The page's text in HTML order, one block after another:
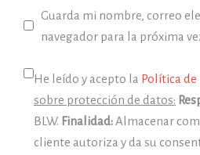
Guarda mi nombre, correo
navegador para la próxima
He leído y acepto la Política de
sobre protección de datos:
BLW. Finalidad:Almacenar
cliente autoriza y da su